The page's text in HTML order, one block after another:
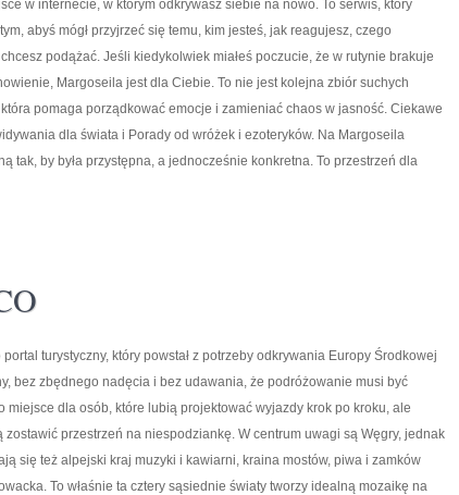
w internecie, w którym odkrywasz siebie na nowo. To serwis, który
abyś mógł przyjrzeć się temu, kim jesteś, jak reagujesz, czego
podążać. Jeśli kiedykolwiek miałeś poczucie, że w rutynie brakuje
Margoseila jest dla Ciebie. To nie jest kolejna zbiór suchych
pomaga porządkować emocje i zamieniać chaos w jasność. Ciekawe
dla świata i Porady od wróżek i ezoteryków. Na Margoseila
tak, by była przystępna, a jednocześnie konkretna. To przestrzeń dla
turystyczny, który powstał z potrzeby odkrywania Europy Środkowej
bez zbędnego nadęcia i bez udawania, że podróżowanie musi być
miejsce dla osób, które lubią projektować wyjazdy krok po kroku, ale
zostawić przestrzeń na niespodziankę. W centrum uwagi są Węgry, jednak
się też alpejski kraj muzyki i kawiarni, kraina mostów, piwa i zamków
To właśnie ta cztery sąsiednie światy tworzy idealną mozaikę na